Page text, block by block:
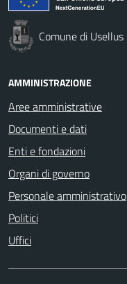
Comune di Usellus
AMMINISTRAZIONE
Aree amministrative
Documenti e dati
Enti e fondazioni
Organi di governo
Personale amministrativo
Politici
Uffici